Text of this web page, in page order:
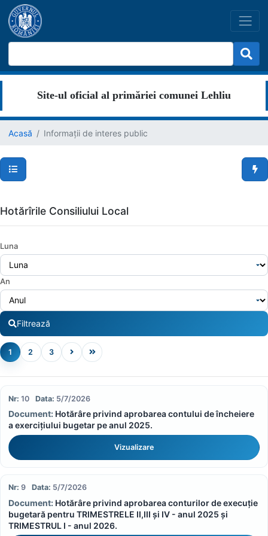
Site-ul oficial al primăriei comunei Lehliu
Acasă Informații de interes public
Secțiuni pagină
Hotărîrile Consiliului Local
Luna
An
Filtrează
1 2 3
10 5/7/2026
Hotărâre privind aprobarea contului de încheiere
a exercițiului bugetar pe anul 2025.
Vizualizare
9 5/7/2026
Hotărâre privind aprobarea conturilor de execuție
bugetară pentru TRIMESTRELE II,III și IV - anul 2025 și
TRIMESTRUL I - anul 2026.